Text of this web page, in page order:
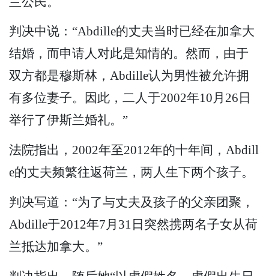
判决中说：“Abdille的丈夫当时已经在加拿大
结婚，而申请人对此是知情的。然而，由于
双方都是穆斯林，Abdille认为男性被允许拥
有多位妻子。因此，二人于2002年10月26日
举行了伊斯兰婚礼。”
法院指出，2002年至2012年的十年间，Abdill
e的丈夫频繁往返荷兰，两人生下两个孩子。
判决写道：“为了与丈夫及孩子的父亲团聚，
Abdille于2012年7月31日突然携两名子女从荷
兰抵达加拿大。”